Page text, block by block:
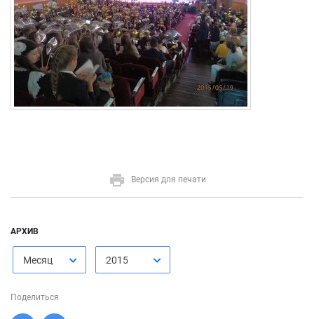
Версия для печати
АРХИВ
Месяц 2015
Поделиться